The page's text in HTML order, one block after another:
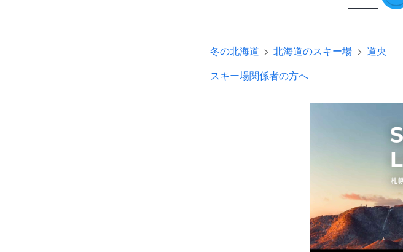
冬の北海道 北海道のスキー場
道央
スキー場関係者の方へ